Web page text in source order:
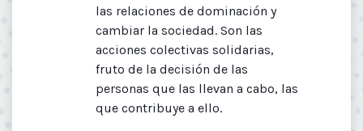
las relaciones de dominación y
cambiar la sociedad. Son las
acciones colectivas solidarias,
fruto de la decisión de las
personas que las llevan a cabo, las
que contribuye a ello.